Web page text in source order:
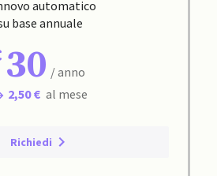
automatico
base annuale
30 / anno
2,50 € al mese
Richiedi